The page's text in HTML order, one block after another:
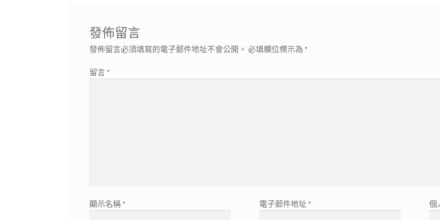
發佈留言
發佈留言必須填寫的電子郵件地址不會公開。 必填欄位標示為 *
留言 *
顯示名稱 * 電子郵件地址 * 個